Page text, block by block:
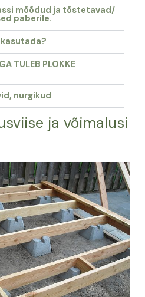
mõõdud ja tõstetavad/
paberile.
TULEB PLOKKE
nurgikud
ja võimalusi